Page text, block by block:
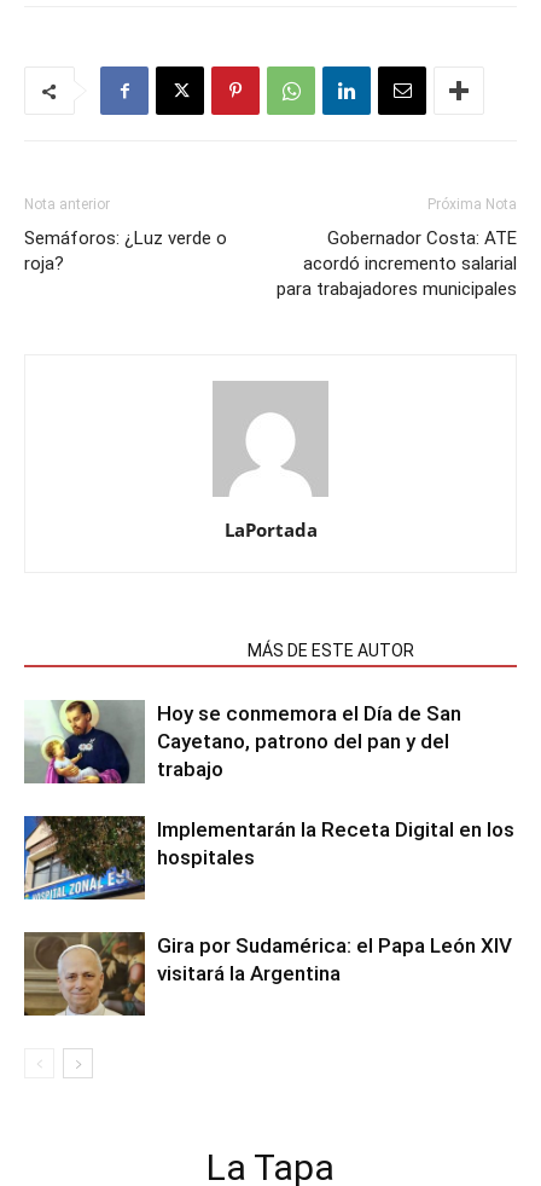
Nota anterior
Semáforos: ¿Luz verde o
roja?
Próxima Nota
Gobernador Costa: ATE
acordó incremento salarial
para trabajadores municipales
LaPortada
MÁS DE ESTE AUTOR
Hoy se conmemora el Día de San
Cayetano, patrono del pan y del
trabajo
Implementarán la Receta Digital en los
hospitales
Gira por Sudamérica: el Papa León XIV
visitará la Argentina
La Tapa